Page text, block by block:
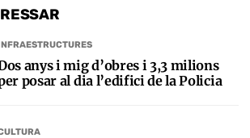
anys i mig d’obres i 3,3 milions
posar al dia l’edifici de la Policia